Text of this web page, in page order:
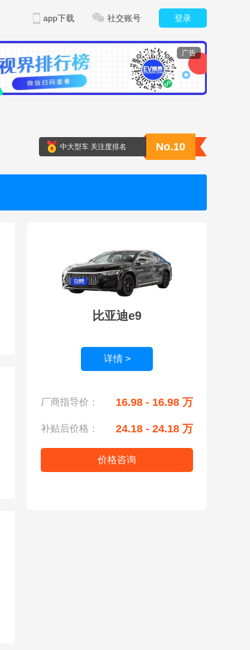
登录
社交账号
app下载
广告
中大型车 关注度排名 No.10
比亚迪e9
详情 >
厂商指导价： 16.98 - 16.98 万
补贴后价格： 24.18 - 24.18 万
价格咨询